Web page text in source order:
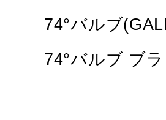
74°バルブ
74°バルブ ブ